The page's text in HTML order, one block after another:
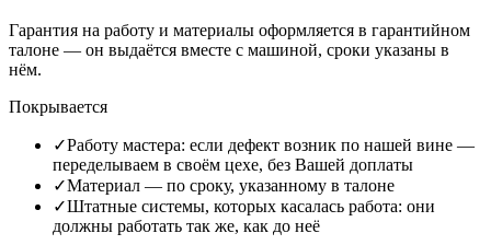
Гарантия на работу и материалы оформляется в гарантийном
талоне — он выдаётся вместе с машиной, сроки указаны в
нём.
Покрывается
✓Работу мастера: если дефект возник по нашей вине —
переделываем в своём цехе, без Вашей доплаты
✓Материал — по сроку, указанному в талоне
✓Штатные системы, которых касалась работа: они
должны работать так же, как до неё